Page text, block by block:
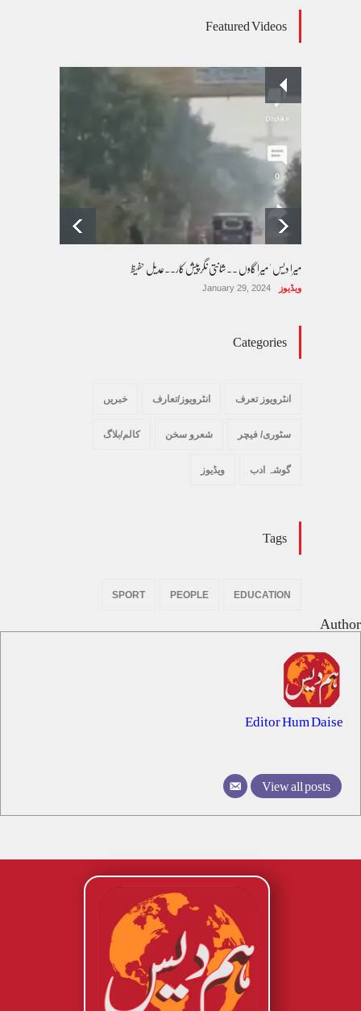
پسند کی شادیوں کا بڑھتا ہوا رجحان اور راولپنڈی
کی یوسیز میں اندارج پر پابندی ایک نیا تنازعہ
October 14, 2025
Featured Videos
میرا دیس ' میرا گاوں ۔۔شانتی نگرپیش کار۔۔عدیل حفیظ
ویڈیوز January 29, 2024
Categories
انٹرویوز تعرف انٹرویوز/تعارف خبریں
سٹوری/ فیچر شعرو سخن کالم/بلاگ
گوشہ ادب ویڈیوز
Tags
EDUCATION
PEOPLE
SPORT
Author
Editor Hum Daise
View all posts